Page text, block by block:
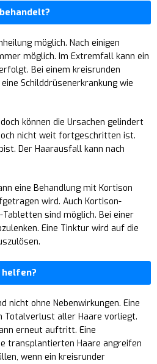
möglich. Nach einigen
möglich. Im Extremfall kann ein
Bei einem kreisrunden
Schilddrüsenerkrankung wie
können die Ursachen gelindert
nicht weit fortgeschritten ist.
Der Haarausfall kann nach
eine Behandlung mit Kortison
wird. Auch Kortison-
sind möglich. Bei einer
Eine Tinktur wird auf die
nicht ohne Nebenwirkungen. Eine
Totalverlust aller Haare vorliegt.
erneut auftritt. Eine
transplantierten Haare angreifen
wenn ein kreisrunder